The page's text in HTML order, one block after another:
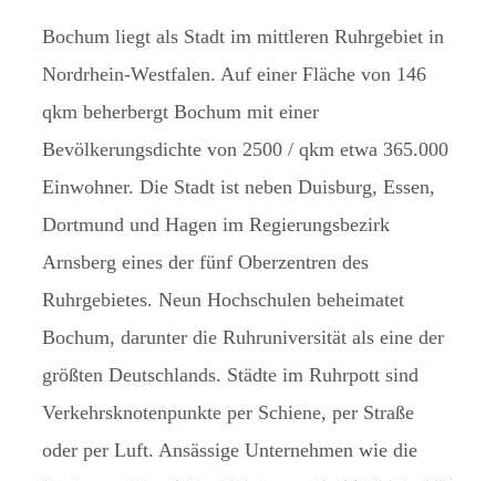
Bochum liegt als Stadt im mittleren Ruhrgebiet in
Nordrhein-Westfalen. Auf einer Fläche von 146
qkm beherbergt Bochum mit einer
Bevölkerungsdichte von 2500 / qkm etwa 365.000
Einwohner. Die Stadt ist neben Duisburg, Essen,
Dortmund und Hagen im Regierungsbezirk
Arnsberg eines der fünf Oberzentren des
Ruhrgebietes. Neun Hochschulen beheimatet
Bochum, darunter die Ruhruniversität als eine der
größten Deutschlands. Städte im Ruhrpott sind
Verkehrsknotenpunkte per Schiene, per Straße
oder per Luft. Ansässige Unternehmen wie die